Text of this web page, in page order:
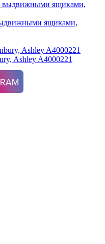
ящиками,
Ashley A4000221